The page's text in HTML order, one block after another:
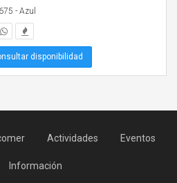
- Azul
disponibilidad
Actividades Eventos
Información